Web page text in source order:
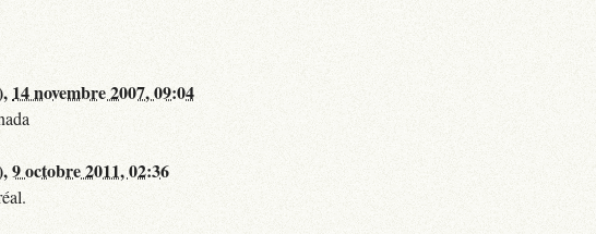
14 novembre 2007, 09:04
9 octobre 2011, 02:36